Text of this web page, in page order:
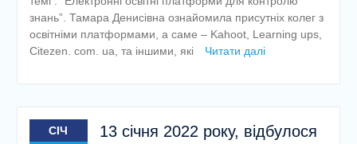
знань”. Тамара Денисівна ознайомила присутніх колег з
освітніми платформами, а саме – Kahoot, Learning ups,
Citezen. com. ua, та іншими, які
Читати далі
СІЧ
13 січня 2022 року, відбулося